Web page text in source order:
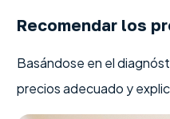
Recomendar los
Basándose en el
precios adecuado y